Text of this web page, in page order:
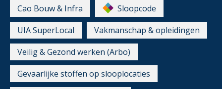
Cao Bouw & Infra
Sloopcode
UIA SuperLocal
Vakmanschap & opleidingen
Veilig & Gezond werken (Arbo)
Gevaarlijke stoffen op slooplocaties